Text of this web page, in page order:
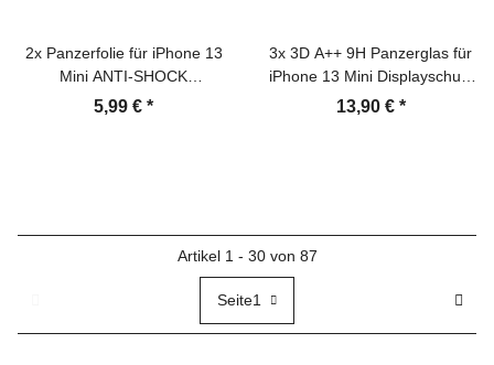
2x Panzerfolie für iPhone 13
Mini ANTI-SHOCK
Displayschutz Schutzfolie
5,99 € *
3x 3D A++ 9H Panzerglas für
iPhone 13 Mini Displayschutz
Schutzglas Panzerfolie
13,90 € *
Artikel 1 - 30 von 87
Seite1